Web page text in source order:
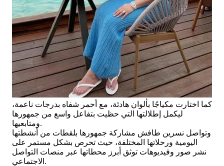
كما اختارت مكياجًا بألوان هادئة، مع أحمر شفاه بدرجات ناعمة،
ليكمل إطلالتها التي حظيت بتفاعل واسع من جمهورها
ومتابعيها.
وتواصل نسرين طافش مشاركة جمهورها بلقطات من أنشطتها
اليومية ورحلاتها المختلفة، حيث تحرص بشكل مستمر على
نشر صور وفيديوهات توثق أبرز محطاتها عبر منصات التواصل
الاجتماعي.